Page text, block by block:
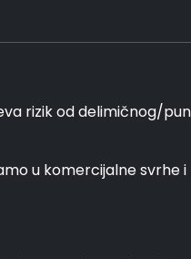
rizik od delimičnog/
u komercijalne svrhe